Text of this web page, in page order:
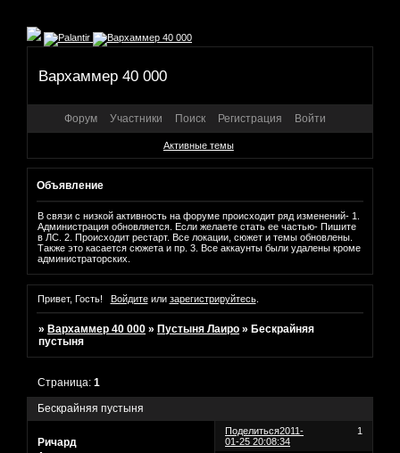
Вархаммер 40 000
Форум Участники Поиск Регистрация Войти
Активные темы
Объявление
В связи с низкой активность на форуме происходит ряд изменений- 1.
Администрация обновляется. Если желаете стать ее частью- Пишите
в ЛС. 2. Происходит рестарт. Все локации, сюжет и темы обновлены.
Также это касается сюжета и пр. 3. Все аккаунты были удалены кроме
администраторских.
Привет, Гость! Войдитеили зарегистрируйтесь.
» Вархаммер 40 000 » Пустыня Лаиро » Бескрайняя
пустыня
Бескрайняя пустыня
Страница:1
Поделиться 1
2011-
01-25 20:08:34
Ричард